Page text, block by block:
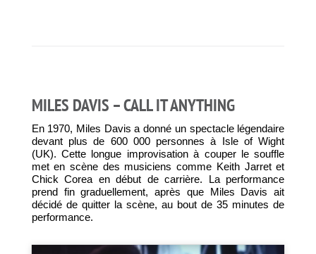
MILES DAVIS – CALL IT ANYTHING
En 1970, Miles Davis a donné un spectacle légendaire
devant plus de 600 000 personnes à Isle of Wight
(UK). Cette longue improvisation à couper le souffle
met en scène des musiciens comme Keith Jarret et
Chick Corea en début de carrière. La performance
prend fin graduellement, après que Miles Davis ait
décidé de quitter la scène, au bout de 35 minutes de
performance.